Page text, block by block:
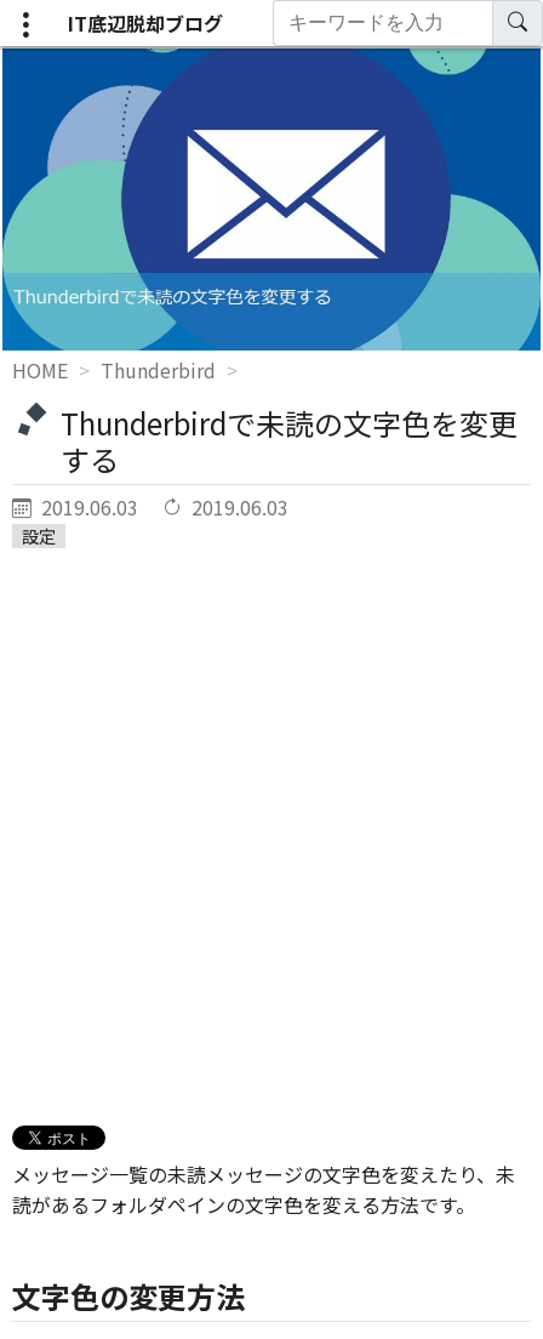
IT底辺脱却ブログ
HOME Thunderbird
Thunderbirdで未読の文字色を変更
する
2019.06.03 2019.06.03
設定
メッセージ一覧の未読メッセージの文字色を変えたり、未
読があるフォルダペインの文字色を変える方法です。
文字色の変更方法